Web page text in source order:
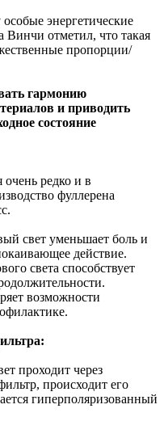
энергетические
Винчи отметил, что такая
пропорции/
гармонию
и приводить
состояние
редко и в
фуллерена
свет уменьшает боль и
действие.
света способствует
возможности
проходит через
происходит его
гиперполяризованный